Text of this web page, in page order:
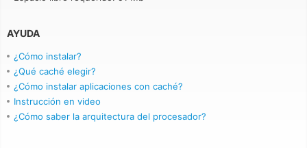
AYUDA
¿Cómo instalar?
¿Qué caché elegir?
¿Cómo instalar aplicaciones con caché?
Instrucción en video
¿Cómo saber la arquitectura del procesador?